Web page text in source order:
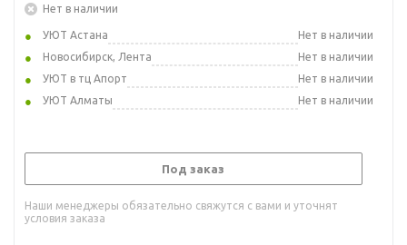
Нет в наличии
УЮТ Астана
Нет в наличии
Новосибирск, Лента
Нет в наличии
УЮТ в тц Апорт
Нет в наличии
УЮТ Алматы
Нет в наличии
Под заказ
Наши менеджеры обязательно свяжутся с вами и уточнят
условия заказа